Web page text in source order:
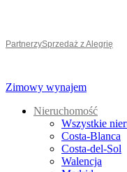
PartnerzySprzedaż z Alegrię
Zimowy wynajem
Nieruchomość
Wszystkie
Costa-Blanca
Costa-del-Sol
Walencja